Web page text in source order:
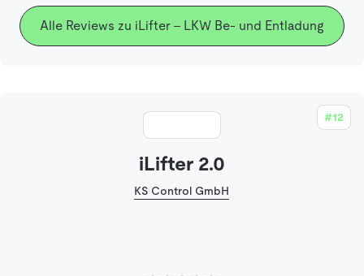
Alle Reviews zu iLifter - LKW Be- und Entladung
#12
iLifter 2.0
KS Control GmbH